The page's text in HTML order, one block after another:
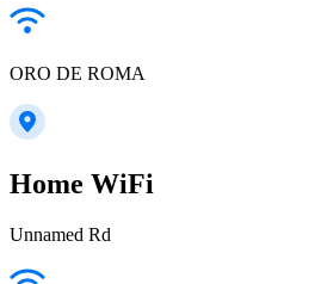
ORO DE ROMA
Home WiFi
Unnamed Rd